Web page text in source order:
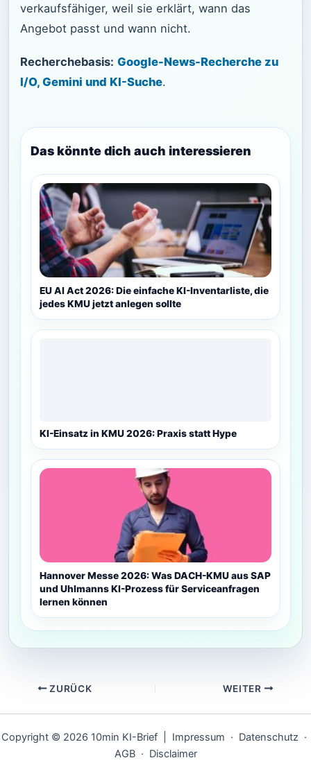
verkaufsfähiger, weil sie erklärt, wann das
Angebot passt und wann nicht.
Recherchebasis: Google-News-Recherche zu
I/O, Gemini und KI-Suche.
Das könnte dich auch interessieren
EU AI Act 2026: Die einfache KI-Inventarliste, die
jedes KMU jetzt anlegen sollte
KI-Einsatz in KMU 2026: Praxis statt Hype
Hannover Messe 2026: Was DACH-KMU aus SAP
und Uhlmanns KI-Prozess für Serviceanfragen
lernen können
ZURÜCK WEITER
Copyright © 2026 10min KI-Brief | Impressum · Datenschutz ·
AGB· Disclaimer